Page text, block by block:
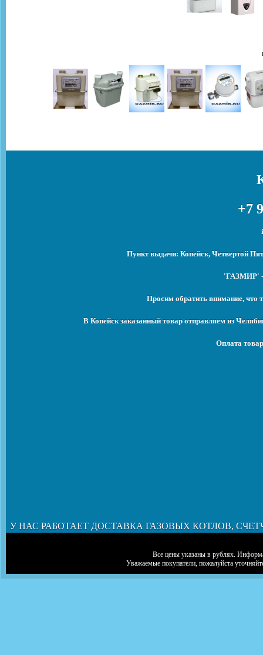
+7
Пункт выдачи: Копейск, Четвертой
'ГАЗМИР' -
Просим обратить внимание, что
В Копейск заказанный товар отправляем из
Оплата
У НАС РАБОТАЕТ ДОСТАВКА ГАЗОВЫХ КОТЛОВ,
Все цены указаны в рублях.
Уважаемые покупатели, пожалуйста